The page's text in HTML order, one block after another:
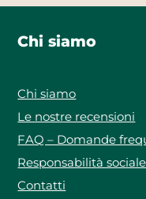
Chi siamo
Chi siamo
Le nostre recensioni
FAQ – Domande
Responsabilità sociale
Contatti